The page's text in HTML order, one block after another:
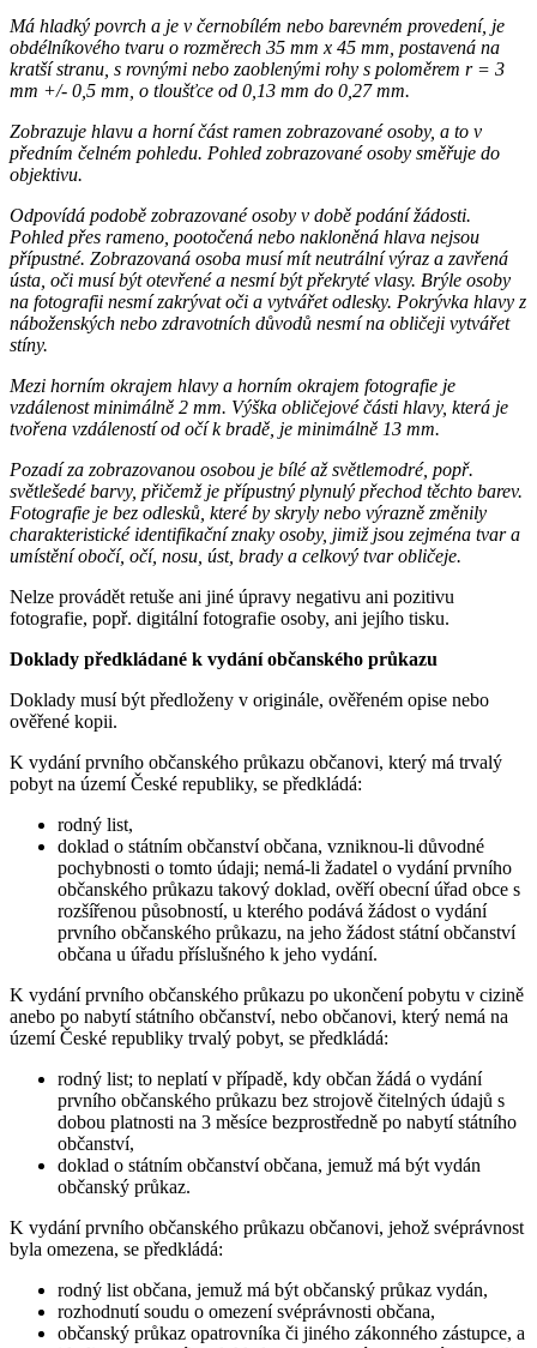
Má hladký povrch a je v černobílém nebo barevném provedení, je
obdélníkového tvaru o rozměrech 35 mm x 45 mm, postavená na
kratší stranu, s rovnými nebo zaoblenými rohy s poloměrem r = 3
mm +/- 0,5 mm, o tloušťce od 0,13 mm do 0,27 mm.
Zobrazuje hlavu a horní část ramen zobrazované osoby, a to v
předním čelném pohledu. Pohled zobrazované osoby směřuje do
objektivu.
Odpovídá podobě zobrazované osoby v době podání žádosti.
Pohled přes rameno, pootočená nebo nakloněná hlava nejsou
přípustné. Zobrazovaná osoba musí mít neutrální výraz a zavřená
ústa, oči musí být otevřené a nesmí být překryté vlasy. Brýle osoby
na fotografii nesmí zakrývat oči a vytvářet odlesky. Pokrývka hlavy z
náboženských nebo zdravotních důvodů nesmí na obličeji vytvářet
stíny.
Mezi horním okrajem hlavy a horním okrajem fotografie je
vzdálenost minimálně 2 mm. Výška obličejové části hlavy, která je
tvořena vzdáleností od očí k bradě, je minimálně 13 mm.
Pozadí za zobrazovanou osobou je bílé až světlemodré, popř.
světlešedé barvy, přičemž je přípustný plynulý přechod těchto barev.
Fotografie je bez odlesků, které by skryly nebo výrazně změnily
charakteristické identifikační znaky osoby, jimiž jsou zejména tvar a
umístění obočí, očí, nosu, úst, brady a celkový tvar obličeje.
Nelze provádět retuše ani jiné úpravy negativu ani pozitivu
fotografie, popř. digitální fotografie osoby, ani jejího tisku.
Doklady předkládané k vydání občanského průkazu
Doklady musí být předloženy v originále, ověřeném opise nebo
ověřené kopii.
K vydání prvního občanského průkazu občanovi, který má trvalý
pobyt na území České republiky, se předkládá:
rodný list,
doklad o státním občanství občana, vzniknou-li důvodné
pochybnosti o tomto údaji; nemá-li žadatel o vydání prvního
občanského průkazu takový doklad, ověří obecní úřad obce s
rozšířenou působností, u kterého podává žádost o vydání
prvního občanského průkazu, na jeho žádost státní občanství
občana u úřadu příslušného k jeho vydání.
K vydání prvního občanského průkazu po ukončení pobytu v cizině
anebo po nabytí státního občanství, nebo občanovi, který nemá na
území České republiky trvalý pobyt, se předkládá:
rodný list; to neplatí v případě, kdy občan žádá o vydání
prvního občanského průkazu bez strojově čitelných údajů s
dobou platnosti na 3 měsíce bezprostředně po nabytí státního
občanství,
doklad o státním občanství občana, jemuž má být vydán
občanský průkaz.
K vydání prvního občanského průkazu občanovi, jehož svéprávnost
byla omezena, se předkládá:
rodný list občana, jemuž má být občanský průkaz vydán,
rozhodnutí soudu o omezení svéprávnosti občana,
občanský průkaz opatrovníka či jiného zákonného zástupce, a